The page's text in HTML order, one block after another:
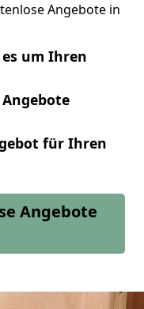
Angebote in
um Ihren
für Ihren
Angebote